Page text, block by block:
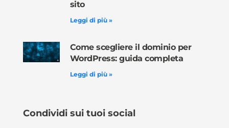
sito
Leggi di più »
Come scegliere il dominio per
WordPress: guida completa
Leggi di più »
Condividi sui tuoi social